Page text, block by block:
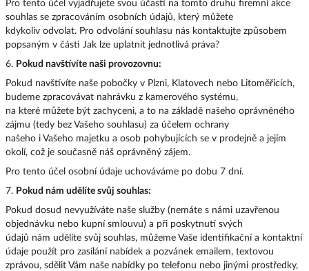
Pro tento účel vyjadřujete svou účastí na tomto druhu firemní akce
souhlas se zpracováním osobních údajů, který můžete
kdykoliv odvolat. Pro odvolání souhlasu nás kontaktujte způsobem
popsaným v části Jak lze uplatnit jednotlivá práva?
6. Pokud navštívíte naši provozovnu:
Pokud navštívíte naše pobočky v Plzni, Klatovech nebo Litoměřicích,
budeme zpracovávat nahrávku z kamerového systému,
na které můžete být zachyceni, a to na základě našeho oprávněného
zájmu (tedy bez Vašeho souhlasu) za účelem ochrany
našeho i Vašeho majetku a osob pohybujících se v prodejně a jejím
okolí, což je současně náš oprávněný zájem.
Pro tento účel osobní údaje uchováváme po dobu 7 dní.
7. Pokud nám udělíte svůj souhlas:
Pokud dosud nevyužíváte naše služby (nemáte s námi uzavřenou
objednávku nebo kupní smlouvu) a při poskytnutí svých
údajů nám udělíte svůj souhlas, můžeme Vaše identifikační a kontaktní
údaje použít pro zasílání nabídek a pozvánek emailem, textovou
zprávou, sdělit Vám naše nabídky po telefonu nebo jinými prostředky,